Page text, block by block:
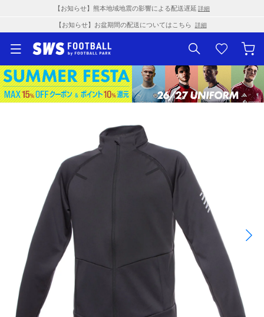
【お知らせ】熊本地域地震の影響による配送遅延 詳細
【お知らせ】お盆期間の配送についてはこちら 詳細